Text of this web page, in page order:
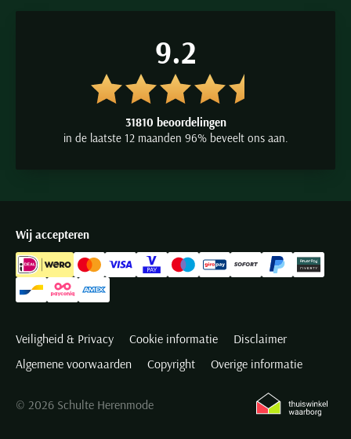
9.2
31810 beoordelingen
in de laatste 12 maanden 96% beveelt ons aan.
Wij accepteren
Veiligheid & Privacy Cookie informatie
Disclaimer
Algemene voorwaarden
Copyright Overige informatie
© 2026 Schulte Herenmode